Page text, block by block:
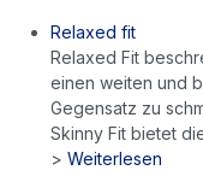
Relaxed fit
Relaxed Fit
einen weiten und
Gegensatz zu
Skinny Fit bietet
> Weiterlesen